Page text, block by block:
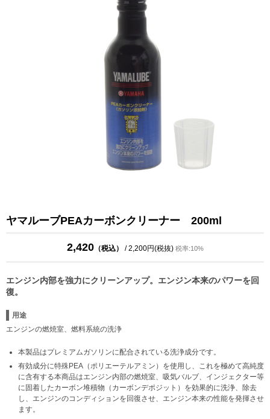
ヤマルーブPEAカーボンクリーナー 200ml
2,420（税込） / 2,200円(税抜) 税率:10%
エンジン内部を強力にクリーンアップ。エンジン本来のパワーを回
復。
用途
エンジンの燃焼室、燃料系統の洗浄
本製品はプレミアムガソリンに配合されている洗浄成分です。
有効成分に特殊PEA（ポリエーテルアミン）を使用し、これを極めて高純度
に含有する本商品はエンジン内部の燃焼室、吸気バルブ、インジェクター等
に固着したカーボン堆積物（カーボンデポジット）を効果的に洗浄、除去
し、エンジンのコンディションを回復させ、エンジン本来の性能を発揮させ
ます。